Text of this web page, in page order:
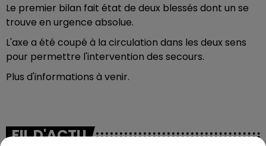
Le premier bilan fait état de deux blessés dont un se
trouve en urgence absolue.
L'axe a été coupé à la circulation dans les deux sens
pour permettre l'intervention des secours.
Plus d'informations à venir.
FIL D'ACTU